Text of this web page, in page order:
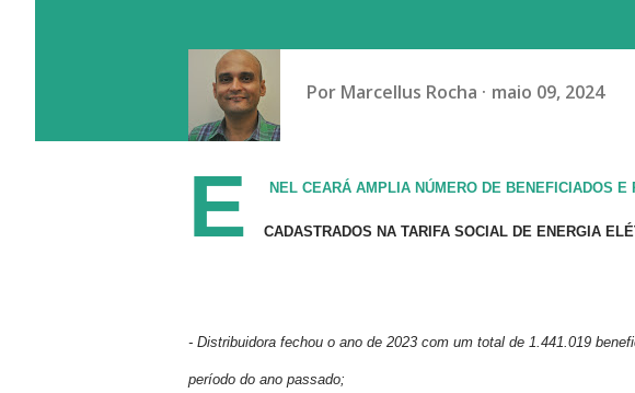
Por Marcellus Rocha maio 09, 2024
E NEL CEARÁ AMPLIA NÚMERO DE BENEFICIADOS
CADASTRADOS NA TARIFA SOCIAL DE ENERGIA
- Distribuidora fechou o ano de 2023 com um total de 1.441.019
período do ano passado;